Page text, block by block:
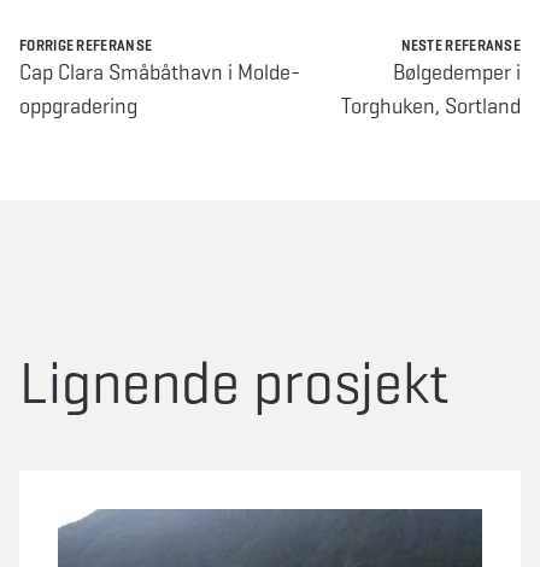
FORRIGE REFERANSE
Cap Clara Småbåthavn i Molde-
oppgradering
NESTE REFERANSE
Bølgedemper i
Torghuken, Sortland
Lignende prosjekt